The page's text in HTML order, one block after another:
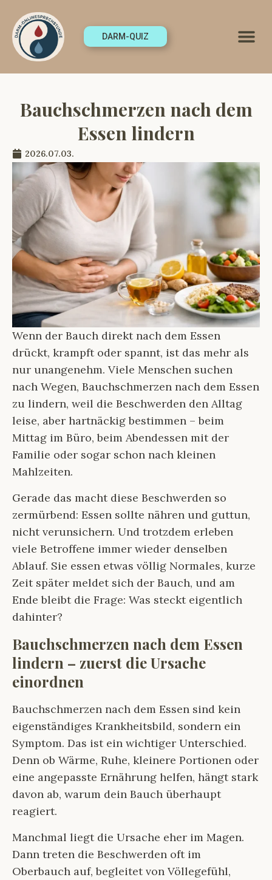
DARM-QUIZ
Bauchschmerzen nach dem
Essen lindern
2026.07.03.
Wenn der Bauch direkt nach dem Essen
drückt, krampft oder spannt, ist das mehr als
nur unangenehm. Viele Menschen suchen
nach Wegen, Bauchschmerzen nach dem Essen
zu lindern, weil die Beschwerden den Alltag
leise, aber hartnäckig bestimmen – beim
Mittag im Büro, beim Abendessen mit der
Familie oder sogar schon nach kleinen
Mahlzeiten.
Gerade das macht diese Beschwerden so
zermürbend: Essen sollte nähren und guttun,
nicht verunsichern. Und trotzdem erleben
viele Betroffene immer wieder denselben
Ablauf. Sie essen etwas völlig Normales, kurze
Zeit später meldet sich der Bauch, und am
Ende bleibt die Frage: Was steckt eigentlich
dahinter?
Bauchschmerzen nach dem Essen
lindern – zuerst die Ursache
einordnen
Bauchschmerzen nach dem Essen sind kein
eigenständiges Krankheitsbild, sondern ein
Symptom. Das ist ein wichtiger Unterschied.
Denn ob Wärme, Ruhe, kleinere Portionen oder
eine angepasste Ernährung helfen, hängt stark
davon ab, warum dein Bauch überhaupt
reagiert.
Manchmal liegt die Ursache eher im Magen.
Dann treten die Beschwerden oft im
Oberbauch auf, begleitet von Völlegefühl,